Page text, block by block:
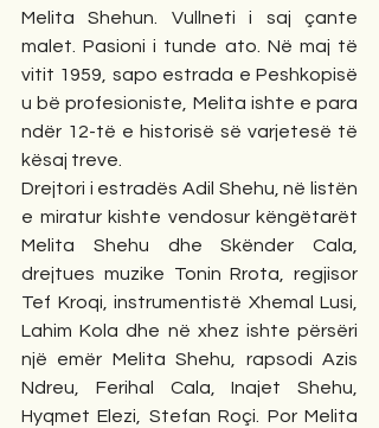
Melita Shehun. Vullneti i saj çante
malet. Pasioni i tunde ato. Në maj të
vitit 1959, sapo estrada e Peshkopisë
u bë profesioniste, Melita ishte e para
ndër 12-të e historisë së varjetesë të
kësaj treve.
Drejtori i estradës Adil Shehu, në listën
e miratur kishte vendosur këngëtarët
Melita Shehu dhe Skënder Cala,
drejtues muzike Tonin Rrota, regjisor
Tef Kroqi, instrumentistë Xhemal Lusi,
Lahim Kola dhe në xhez ishte përsëri
një emër Melita Shehu, rapsodi Azis
Ndreu, Ferihal Cala, Inajet Shehu,
Hyqmet Elezi, Stefan Roçi. Por Melita